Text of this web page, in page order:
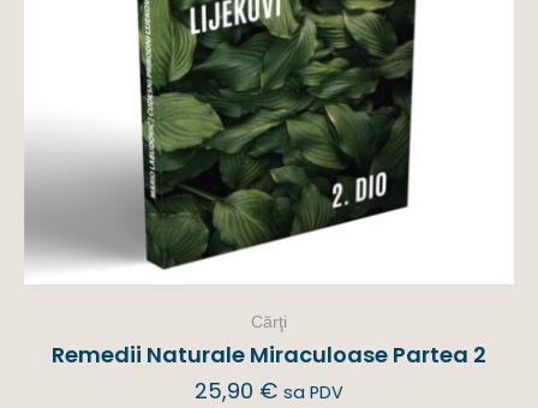
Cărţi
Remedii Naturale Miraculoase Partea 2
25,90 € sa PDV